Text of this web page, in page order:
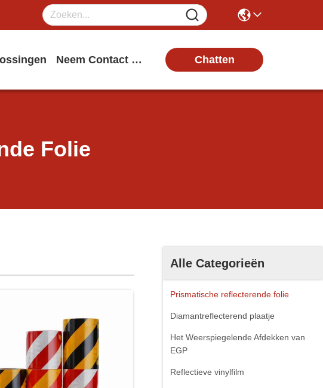
Neem Contact Met Ons Op Chatten
Folie
Alle Categorieën
Prismatische reflecterende folie
Diamantreflecterend plaatje
Het Weerspiegelende Afdekken van
EGP
Reflectieve vinylfilm